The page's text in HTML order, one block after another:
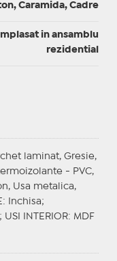
Caramida, Cadre
in ansamblu
rezidential
laminat, Gresie,
- PVC,
Usa metalica,
: Inchisa;
USI INTERIOR: MDF